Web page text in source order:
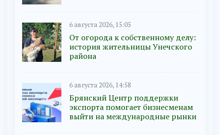
6 августа 2026, 15:05
От огорода к собственному делу:
история жительницы Унечского
района
6 августа 2026, 14:58
Брянский Центр поддержки
экспорта помогает бизнесменам
выйти на международные рынки